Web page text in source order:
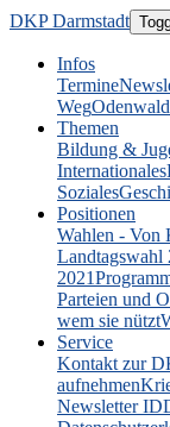
DKP Darmstadt
Infos
Termine
Weg
Themen
Bildung &
Internationales
Soziales
Positionen
Wahlen - Von
Landtagswahl
2021
Parteien und
wem sie nützt
Service
Kontakt zur
aufnehmen
Newsletter